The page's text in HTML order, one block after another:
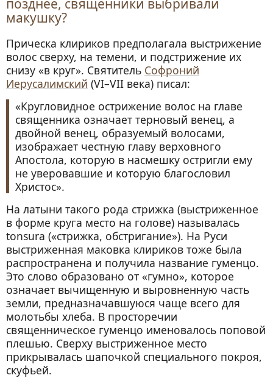
позднее, священники выбривали
макушку?
Прическа клириков предполагала выстрижение
волос сверху, на темени, и подстрижение их
снизу «в круг». Святитель Софроний
Иерусалимский (VI–VII века) писал:
«Кругловидное острижение волос на главе
священника означает терновый венец, а
двойной венец, образуемый волосами,
изображает честную главу верховного
Апостола, которую в насмешку остригли ему
не уверовавшие и которую благословил
Христос».
На латыни такого рода стрижка (выстриженное
в форме круга место на голове) называлась
tonsura («стрижка, обстригание»). На Руси
выстриженная маковка клириков тоже была
распространена и получила название гуменцо.
Это слово образовано от «гумно», которое
означает вычищенную и выровненную часть
земли, предназначавшуюся чаще всего для
молотьбы хлеба. В просторечии
священническое гуменцо именовалось поповой
плешью. Сверху выстриженное место
прикрывалась шапочкой специального покроя,
скуфьей.